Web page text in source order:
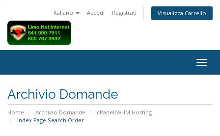
Italiano Accedi Registrati Visualizza Carrello
Archivio Domande
Home Archivio Domande
cPanel/WHM Hosting
Index Page Search Order